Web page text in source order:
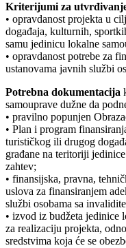
Kriterijumi za
• opravdanost projekta u
događaja, kulturnih,
samu jedinicu lokalne
• opravdanost potrebe za
ustanovama javnih službi
Potrebna dokumentacija
samouprave dužne da
• pravilno popunjen
• Plan i program
turističkog ili drugog
građane na teritoriji
zahtev;
• finansijska, pravna,
uslova za finansiranjem
službi osobama sa
• izvod iz budžeta jedinice
za realizaciju projekta,
sredstvima koja će se